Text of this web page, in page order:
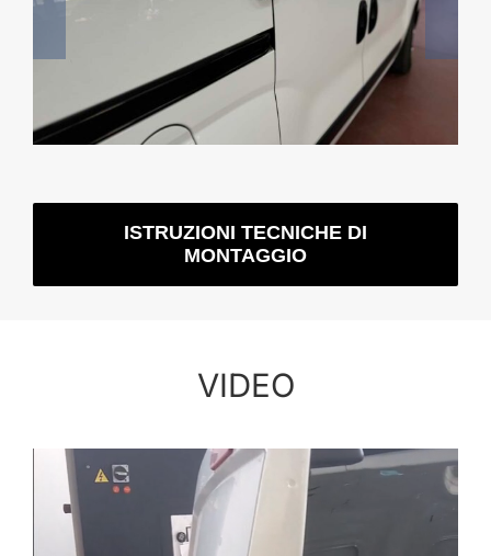
ISTRUZIONI TECNICHE DI
MONTAGGIO
VIDEO